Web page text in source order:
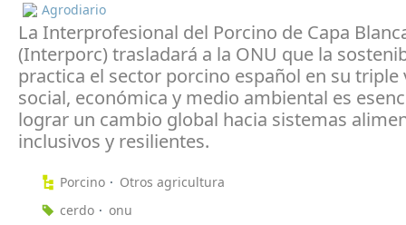
Agrodiario
La Interprofesional del Porcino de Capa
(Interporc) trasladará a la ONU que la
practica el sector porcino español en su triple
social, económica y medio ambiental es
lograr un cambio global hacia sistemas
inclusivos y resilientes.
Porcino
Otros agricultura
cerdo
onu